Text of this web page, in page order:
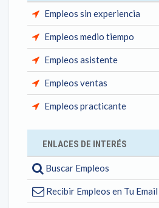
Empleos sin experiencia
Empleos medio tiempo
Empleos asistente
Empleos ventas
Empleos practicante
ENLACES DE INTERÉS
Buscar Empleos
Recibir Empleos en Tu Email